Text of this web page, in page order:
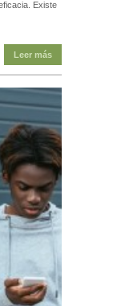
Existe
Leer más